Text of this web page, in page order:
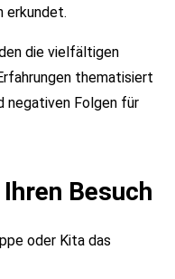
erkundet.
die vielfältigen
thematisiert
negativen Folgen für
Besuch
oder Kita das